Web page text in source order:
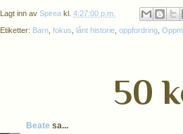
Lagt inn av Spirea kl. 4:27:00 p.m.
Etiketter: Barn fokus lånt historie oppfordring
50
Beate sa...